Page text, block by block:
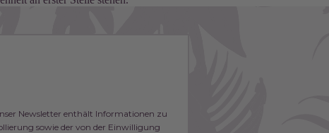
Newsletter enthält Informationen zu
sowie der von der Einwilligung